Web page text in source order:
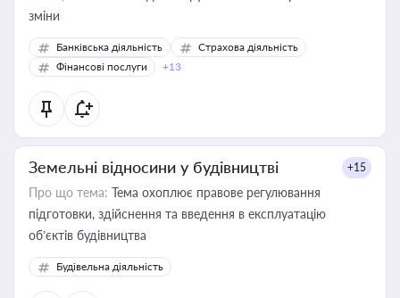
зміни
Банківська діяльність
Страхова діяльність
Фінансові послуги
+13
Земельні відносини у будівництві +15
Про що тема: Тема охоплює правове регулювання
підготовки, здійснення та введення в експлуатацію
об’єктів будівництва
Будівельна діяльність